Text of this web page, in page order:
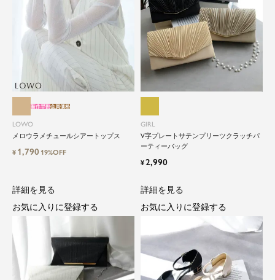
LOWO
メロウラメチュールシアートップス
新作早割会員価格
¥ 1,790 19%OFF
GIRL
V字プレートサテンプリーツクラッチパ
ーティーバッグ
¥2,990
詳細を見る
お気に入りに登録する
詳細を見る
お気に入りに登録する